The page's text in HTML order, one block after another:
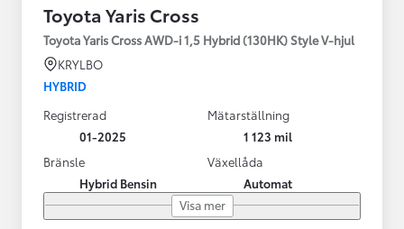
Toyota Yaris Cross
Toyota Yaris Cross AWD-i 1,5 Hybrid (130HK) Style V-hjul
KRYLBO
HYBRID
Registrerad
01-2025
Mätarställning
1 123 mil
Bränsle
Hybrid Bensin
Växellåda
Automat
Visa mer